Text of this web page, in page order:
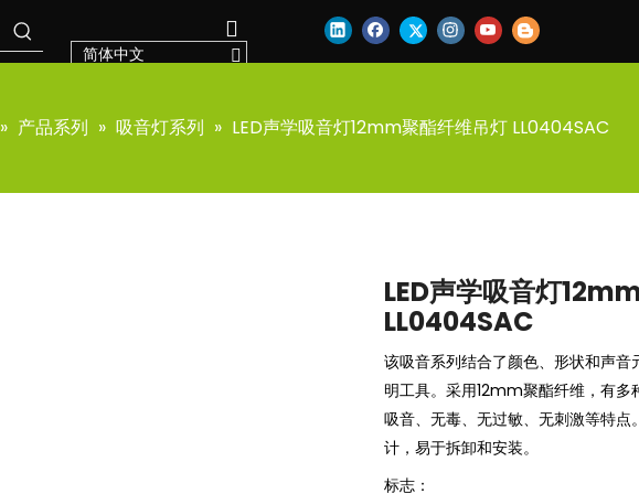
简体中文
» 产品系列 » 吸音灯系列 » LED声学吸音灯12mm聚酯纤维吊灯 LL0404SAC
LED声学吸音灯
LL0404SAC
该吸音系列结合了颜色、形状和声
明工具。采用12mm聚酯纤维，有
吸音、无毒、无过敏、无刺激等特
计，易于拆卸和安装。
标志：